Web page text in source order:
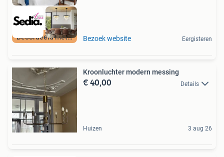
Beoordeeld met 9+ Bezoek website Eergisteren
Kroonluchter modern messing
€ 40,00 Details
Huizen 3 aug 26